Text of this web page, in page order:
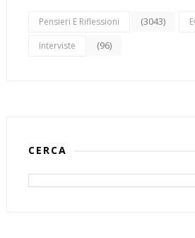
Pensieri E Riflessioni (3043)
Interviste (96)
CERCA